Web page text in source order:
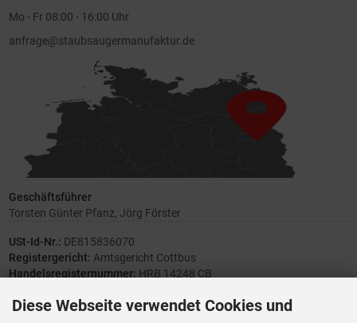
Mo - Fr 08:00 - 16:00 Uhr
anfrage@staubsaugermanufaktur.de
Geschäftsführer
Torsten Günter Pfanz, Jörg Förster
USt-Id-Nr.: DE815836070
Registergericht: Amtsgericht Cottbus
Handelsregisternummer: HRB 14248 CB
Diese Webseite verwendet Cookies und